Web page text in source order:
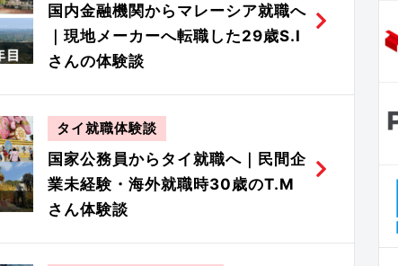
国内金融機関からマレーシア就職へ
｜現地メーカーへ転職した29歳S.I
さんの体験談
タイ就職体験談
国家公務員からタイ就職へ｜民間企
業未経験・海外就職時30歳のT.M
さん体験談